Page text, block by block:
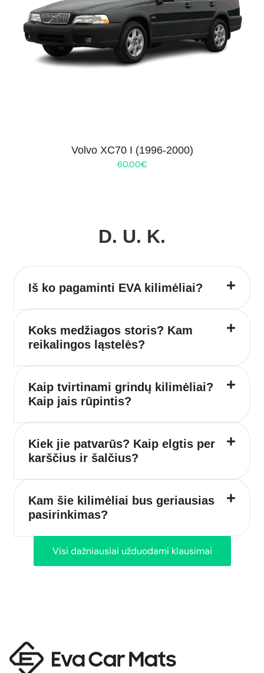
Volvo XC70 I (1996-2000)
60.00€
D. U. K.
Iš ko pagaminti EVA kilimėliai?
Koks medžiagos storis? Kam
reikalingos ląstelės?
Kaip tvirtinami grindų kilimėliai?
Kaip jais rūpintis?
Kiek jie patvarūs? Kaip elgtis per
karščius ir šalčius?
Kam šie kilimėliai bus geriausias
pasirinkimas?
Visi dažniausiai užduodami klausimai